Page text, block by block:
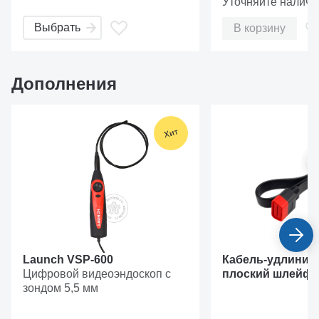
Внешний вид и органы
ЖКИ с тачскрином
Выбрать В корзину
Дополнения
Launch VSP-600
Цифровой видеоэндоскоп с
зондом 5,5 мм
Кабель-
плоский шлейф,